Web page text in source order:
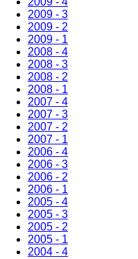
2009 - 3
2009 - 2
2009 - 1
2008 - 4
2008 - 3
2008 - 2
2008 - 1
2007 - 4
2007 - 3
2007 - 2
2007 - 1
2006 - 4
2006 - 3
2006 - 2
2006 - 1
2005 - 4
2005 - 3
2005 - 2
2005 - 1
2004 - 4